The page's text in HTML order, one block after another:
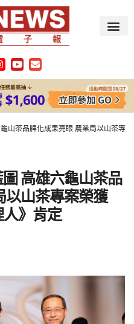
山茶品牌化成果亮眼 農業局以山茶專
高雄六龜山茶品
以山茶專案榮獲
人》肯定